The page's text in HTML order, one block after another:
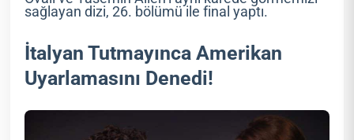
sağlayan dizi, 26. bölümü ile final yaptı.
İtalyan Tutmayınca Amerikan
Uyarlamasını Denedi!